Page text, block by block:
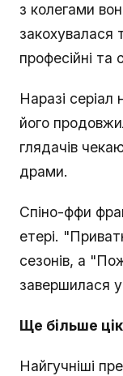
з колегами
закохувалася
професійні та
Наразі серіал
його
глядачів
драми.
Спіно-ффи
етері.
сезонів, а
завершилася
Ще більше
Найгучніші